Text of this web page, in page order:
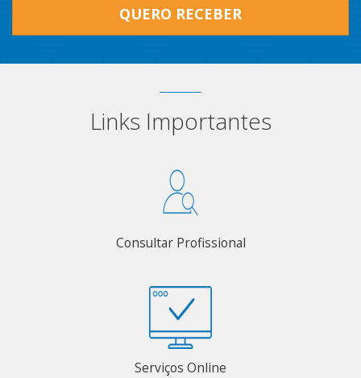
QUERO RECEBER
Links Importantes
Consultar Profissional
Serviços Online